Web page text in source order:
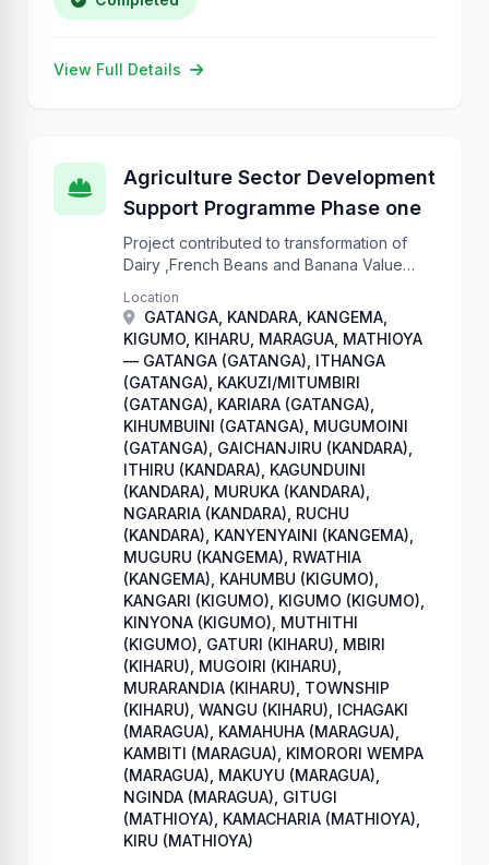
View Full Details
Agriculture Sector Development
Support Programme Phase one
Project contributed to transformation of
Dairy ,French Beans and Banana Value
enterprises that ensure sustainable food
and nutrition security.
Location
GATANGA, KANDARA, KANGEMA,
KIGUMO, KIHARU, MARAGUA, MATHIOYA
— GATANGA (GATANGA), ITHANGA
(GATANGA), KAKUZI/MITUMBIRI
(GATANGA), KARIARA (GATANGA),
KIHUMBUINI (GATANGA), MUGUMOINI
(GATANGA), GAICHANJIRU (KANDARA),
ITHIRU (KANDARA), KAGUNDUINI
(KANDARA), MURUKA (KANDARA),
NGARARIA (KANDARA), RUCHU
(KANDARA), KANYENYAINI (KANGEMA),
MUGURU (KANGEMA), RWATHIA
(KANGEMA), KAHUMBU (KIGUMO),
KANGARI (KIGUMO), KIGUMO (KIGUMO),
KINYONA (KIGUMO), MUTHITHI
(KIGUMO), GATURI (KIHARU), MBIRI
(KIHARU), MUGOIRI (KIHARU),
MURARANDIA (KIHARU), TOWNSHIP
(KIHARU), WANGU (KIHARU), ICHAGAKI
(MARAGUA), KAMAHUHA (MARAGUA),
KAMBITI (MARAGUA), KIMORORI WEMPA
(MARAGUA), MAKUYU (MARAGUA),
NGINDA (MARAGUA), GITUGI
(MATHIOYA), KAMACHARIA (MATHIOYA),
KIRU (MATHIOYA)